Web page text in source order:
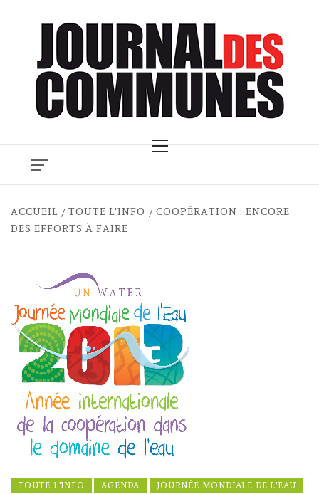
Menu
ACCUEIL TOUTE L'INFO
COOPÉRATION : ENCORE
DES EFFORTS À FAIRE
TOUTE L'INFO AGENDA JOURNÉE MONDIALE DE L'EAU